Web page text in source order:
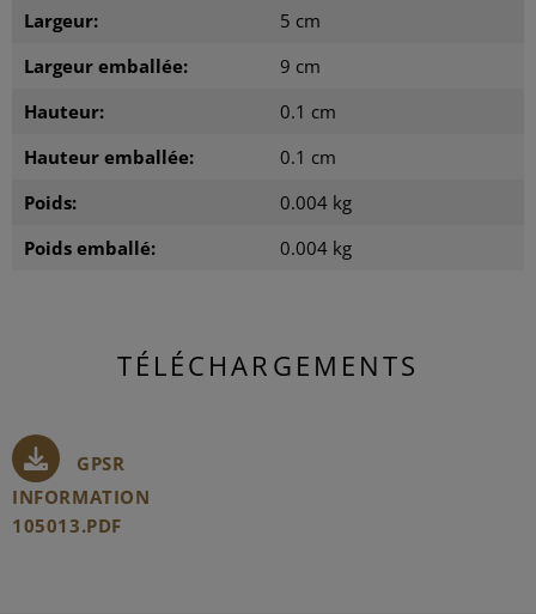
Largeur:
5 cm
Largeur emballée:
9 cm
Hauteur:
0.1 cm
Hauteur emballée:
0.1 cm
Poids:
0.004 kg
Poids emballé:
0.004 kg
TÉLÉCHARGEMENTS
GPSR
INFORMATION
105013.PDF